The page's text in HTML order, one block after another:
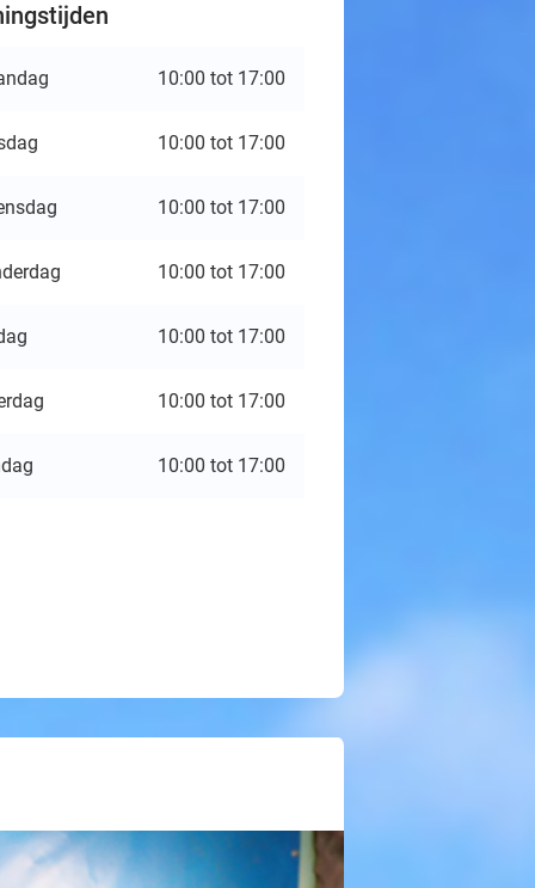
10:00 tot 17:00
10:00 tot 17:00
10:00 tot 17:00
10:00 tot 17:00
10:00 tot 17:00
10:00 tot 17:00
10:00 tot 17:00